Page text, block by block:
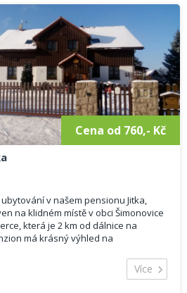
Cena od 760,- Kč
v našem pensionu Jitka,
na klidném místě v obci Šimonovice
která je 2 km od dálnice na
má krásný výhled na
Více